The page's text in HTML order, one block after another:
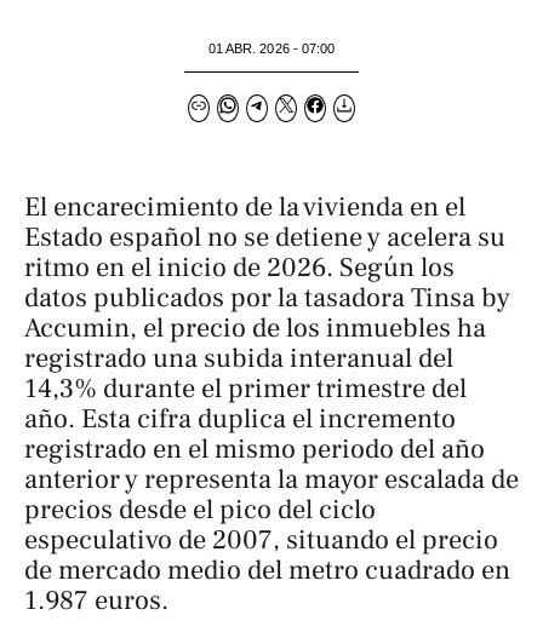
01 ABR. 2026 - 07:00
El encarecimiento de la vivienda en el
Estado español no se detiene y acelera su
ritmo en el inicio de 2026. Según los
datos publicados por la tasadora Tinsa by
Accumin, el precio de los inmuebles ha
registrado una subida interanual del
14,3% durante el primer trimestre del
año. Esta cifra duplica el incremento
registrado en el mismo periodo del año
anterior y representa la mayor escalada de
precios desde el pico del ciclo
especulativo de 2007, situando el precio
de mercado medio del metro cuadrado en
1.987 euros.